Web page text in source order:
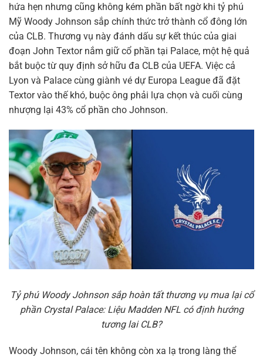
hứa hẹn nhưng cũng không kém phần bất ngờ khi tỷ phú
Mỹ Woody Johnson sắp chính thức trở thành cổ đông lớn
của CLB. Thương vụ này đánh dấu sự kết thúc của giai
đoạn John Textor nắm giữ cổ phần tại Palace, một hệ quả
bắt buộc từ quy định sở hữu đa CLB của UEFA. Việc cả
Lyon và Palace cùng giành vé dự Europa League đã đặt
Textor vào thế khó, buộc ông phải lựa chọn và cuối cùng
nhượng lại 43% cổ phần cho Johnson.
Tỷ phú Woody Johnson sắp hoàn tất thương vụ mua lại cổ
phần Crystal Palace: Liệu Madden NFL có định hướng
tương lai CLB?
Woody Johnson, cái tên không còn xa lạ trong làng thể